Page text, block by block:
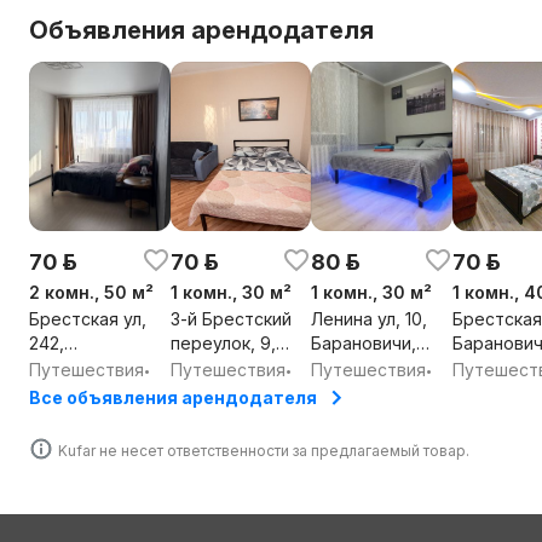
Объявления арендодателя
70 р.
2 комн., 50 м²
Брестская ул,
242,
Барановичи,
Брестская обл.
Путешествия•
70 р.
1 комн., 30 м²
3-й Брестский
переулок, 9,
Барановичи,
Брестская обл.
Путешествия•
80 р.
1 комн., 30 м²
Ленина ул, 10,
Барановичи,
Брестская обл.
Путешествия•
70 р.
1 комн.,
Брестская
Все объявления арендодателя
Kufar не несет ответственности за предлагаемый товар.